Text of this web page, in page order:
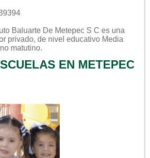
Baluarte De Metepec S C es una
privado, de nivel educativo Media
matutino.
EN METEPEC